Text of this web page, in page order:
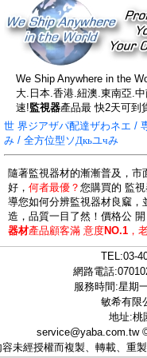
We Ship Anywhere in the
大.日本.香港.紐澳.東南亞.
速!監視器產品最 快2天可到
世 界ジアザパ配達ザわネエ
み / 全方位型ソ Дкьユчみ
隨著監視器材的漸漸普及，市
好， 何者最優？ 您購買的 監
導您如何分辨監視器材良窳
造，品質一目了然！價格公
器材產品顧客滿 意度NO.1，
TEL:03-
網路電話
服務時間:星期
敏希有限
地址:桃
service@yaba.com.tw
容未經授權而複製、轉載、重